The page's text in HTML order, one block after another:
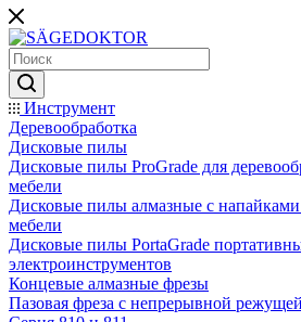
Инструмент
Деревообработка
Дисковые пилы
Дисковые пилы ProGrade для
мебели
Дисковые пилы алмазные с напайками
мебели
Дисковые пилы PortaGrade
электроинструментов
Концевые алмазные фрезы
Пазовая фреза с непрерывной